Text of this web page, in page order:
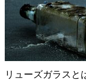
リューズガラスと